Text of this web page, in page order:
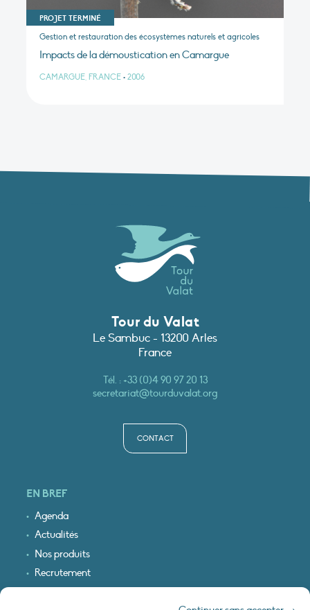
PROJET TERMINÉ
Gestion et restauration des écosystèmes naturels et agricoles
Impacts de la démoustication en Camargue
CAMARGUE, FRANCE • 2006
Tour du Valat
Le Sambuc - 13200 Arles
France
Tél. :+33 (0)4 90 97 20 13
secretariat@tourduvalat.org
CONTACT
EN BREF
Agenda
Actualités
Nos produits
Recrutement